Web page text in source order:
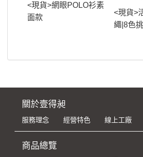
<現貨>網眼POLO衫素
面款
<現貨>
繩|8色
關於壹得昶
服務理念 經營特色 線上工廠
商品總覽